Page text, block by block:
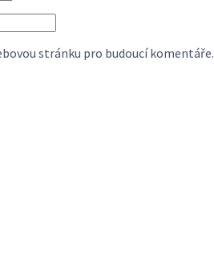
stránku pro budoucí komentáře.